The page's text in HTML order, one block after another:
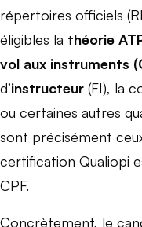
répertoires officiels
éligibles la théorie
vol aux instruments
d’instructeur (FI), la
ou certaines autres
sont précisément
certification Qualiopi
CPF.
Concrètement, le